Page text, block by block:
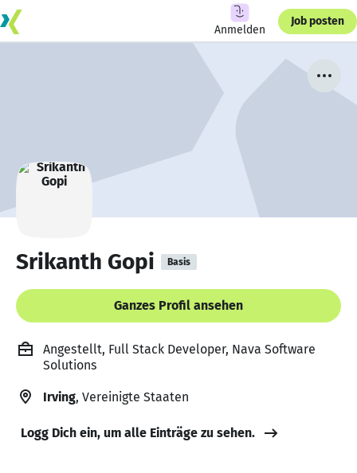
Anmelden
Job posten
Srikanth Gopi Basis
Ganzes Profil ansehen
Angestellt, Full Stack Developer, Nava Software
Solutions
Irving, Vereinigte Staaten
Logg Dich ein, um alle Einträge zu sehen.